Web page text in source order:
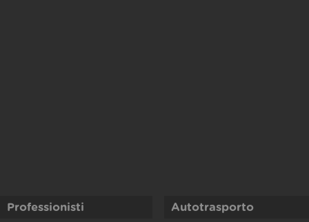
Professionisti Autotrasporto